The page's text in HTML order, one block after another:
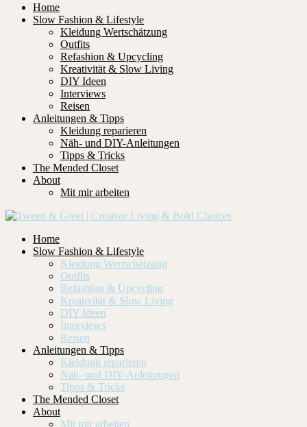
Home
Slow Fashion & Lifestyle
Kleidung Wertschätzung
Outfits
Refashion & Upcycling
Kreativität & Slow Living
DIY Ideen
Interviews
Reisen
Anleitungen & Tipps
Kleidung reparieren
Näh- und DIY-Anleitungen
Tipps & Tricks
The Mended Closet
About
Mit mir arbeiten
Home
Slow Fashion & Lifestyle
Kleidung Wertschätzung
Outfits
Refashion & Upcycling
Kreativität & Slow Living
DIY Ideen
Interviews
Reisen
Anleitungen & Tipps
Kleidung reparieren
Näh- und DIY-Anleitungen
Tipps & Tricks
The Mended Closet
About
Mit mir arbeiten